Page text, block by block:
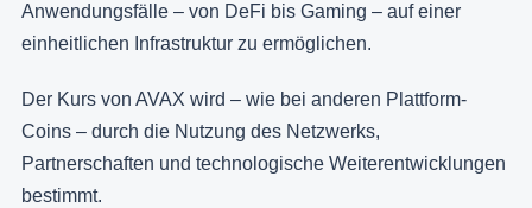
Anwendungsfälle – von DeFi bis Gaming – auf einer
einheitlichen Infrastruktur zu ermöglichen.
Der Kurs von AVAX wird – wie bei anderen Plattform-
Coins – durch die Nutzung des Netzwerks,
Partnerschaften und technologische Weiterentwicklungen
bestimmt.